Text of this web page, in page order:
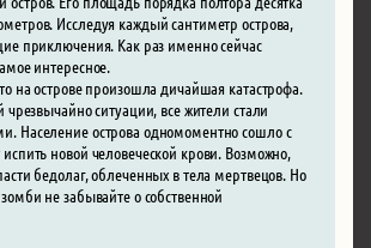
Исследуя каждый сантиметр острова,
приключения. Как раз именно сейчас
интересное.
на острове произошла дичайшая катастрофа.
чрезвычайно ситуации, все жители стали
Население острова одномоментно сошло с
новой человеческой крови. Возможно,
бедолаг, облеченных в тела мертвецов. Но
не забывайте о собственной